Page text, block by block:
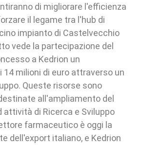
di migliorare l'efficienza
il legame tra l'hub di
impianto di Castelvecchio
vede la partecipazione del
a Kedrion un
14 milioni di euro attraverso un
Queste risorse sono
all'ampliamento del
attività di Ricerca e Sviluppo
farmaceutico è oggi la
dell'export italiano, e Kedrion